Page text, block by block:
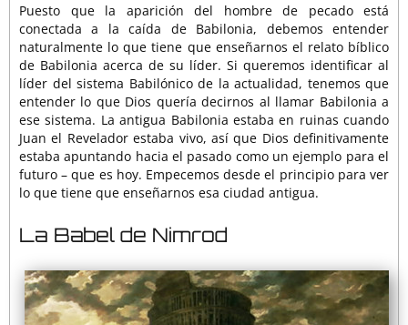
Puesto que la aparición del hombre de pecado está
conectada a la caída de Babilonia, debemos entender
naturalmente lo que tiene que enseñarnos el relato bíblico
de Babilonia acerca de su líder. Si queremos identificar al
líder del sistema Babilónico de la actualidad, tenemos que
entender lo que Dios quería decirnos al llamar Babilonia a
ese sistema. La antigua Babilonia estaba en ruinas cuando
Juan el Revelador estaba vivo, así que Dios definitivamente
estaba apuntando hacia el pasado como un ejemplo para el
futuro – que es hoy. Empecemos desde el principio para ver
lo que tiene que enseñarnos esa ciudad antigua.
La Babel de Nimrod